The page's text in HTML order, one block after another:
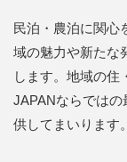
民泊・農泊に関心
域の魅力や新たな
します。地域の住
JAPANならでは
供してまいります。